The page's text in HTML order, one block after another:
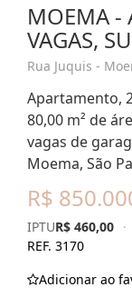
MOEMA -
VAGAS,
Rua Juquis -
Apartamento,
80,00 m² de
vagas de
Moema, São
R$
IPTUR$ 460,00 ·
REF. 3170
Adicionar ao